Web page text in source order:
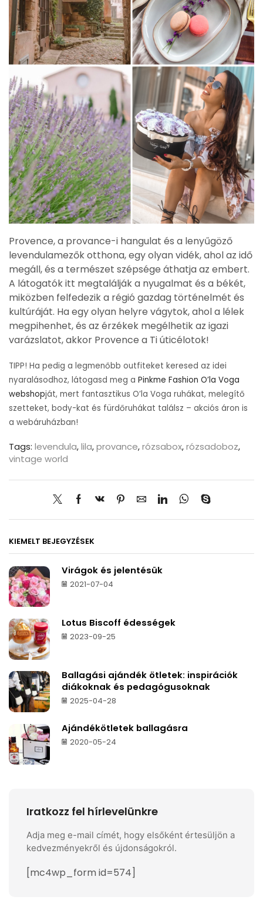
Provence, a provance-i hangulat és a lenyűgöző
levendulamezők otthona, egy olyan vidék, ahol az idő
megáll, és a természet szépsége áthatja az embert.
A látogatók itt megtalálják a nyugalmat és a békét,
miközben felfedezik a régió gazdag történelmét és
kultúráját. Ha egy olyan helyre vágytok, ahol a lélek
megpihenhet, és az érzékek megélhetik az igazi
varázslatot, akkor Provence a Ti úticélotok!
TIPP! Ha pedig a legmenőbb outfiteket keresed az idei
nyaralásodhoz, látogasd meg a Pinkme Fashion O’la Voga
webshopját, mert fantasztikus O’la Voga ruhákat, melegítő
szetteket, body-kat és fürdőruhákat találsz – akciós áron is
a webáruházban!
Tags: levendula,lila,provance,rózsabox,rózsadoboz,
vintage world
KIEMELT BEJEGYZÉSEK
Virágok és jelentésük
2021-07-04
Lotus Biscoff édességek
2023-09-25
Ballagási ajándék ötletek: inspirációk
diákoknak és pedagógusoknak
2025-04-28
Ajándékötletek ballagásra
2020-05-24
Iratkozz fel hírlevelünkre
Adja meg e-mail címét, hogy elsőként értesüljön a
kedvezményekről és újdonságokról.
[mc4wp_form id=574]